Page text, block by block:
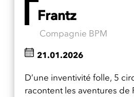
Frantz
Compagnie BPM
D’une inventivité folle, 5
racontent les aventures de
21.01.2026